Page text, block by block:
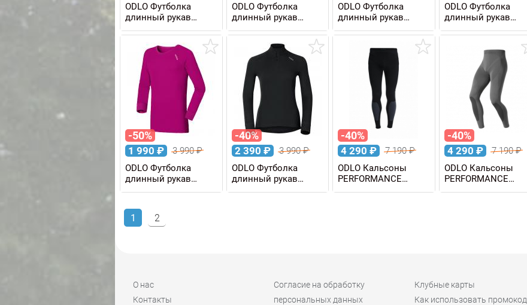
ODLO Футболка
длинный рукав
ACTIVE WARM KIDS
детская
ODLO Футболка
длинный рукав
ACTIVE WARM KIDS
детская
ODLO Футболка
длинный рукав
ACTIVE WARM KIDS
детская
ODLO Футболка
длинный рукав
ACTIVE WARM KIDS
детская
-50%
1 990 ₽ 3 990₽
ODLO Футболка
длинный рукав
ACTIVE WARM KIDS
-40%
2 390 ₽ 3 990₽
ODLO Футболка
длинный рукав
ACTIVE WARM 1/2 Zip
-40%
4 290 ₽ 7 190₽
ODLO Кальсоны
PERFORMANCE
EVOLUTION WARM
-40%
4 290 ₽ 7 190₽
ODLO Кальсоны
PERFORMANCE
EVOLUTION WARM
1 2
О нас
Контакты
Согласие на обработку
персональных данных
Клубные карты
Как использовать промокод